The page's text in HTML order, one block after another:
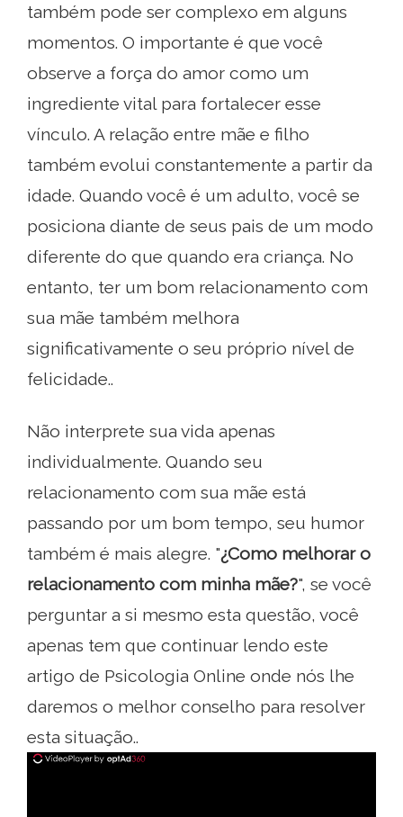
também pode ser complexo em alguns
momentos. O importante é que você
observe a força do amor como um
ingrediente vital para fortalecer esse
vínculo. A relação entre mãe e filho
também evolui constantemente a partir da
idade. Quando você é um adulto, você se
posiciona diante de seus pais de um modo
diferente do que quando era criança. No
entanto, ter um bom relacionamento com
sua mãe também melhora
significativamente o seu próprio nível de
felicidade..
Não interprete sua vida apenas
individualmente. Quando seu
relacionamento com sua mãe está
passando por um bom tempo, seu humor
também é mais alegre. "¿Como melhorar o
relacionamento com minha mãe?", se você
perguntar a si mesmo esta questão, você
apenas tem que continuar lendo este
artigo de Psicologia Online onde nós lhe
daremos o melhor conselho para resolver
esta situação..